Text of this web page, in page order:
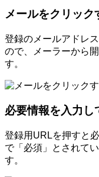
メールをクリック
登録のメールアドレ
ので、メーラーから
す。
必要情報を入力し
登録用URLを押すと
で「必須」とされて
す。